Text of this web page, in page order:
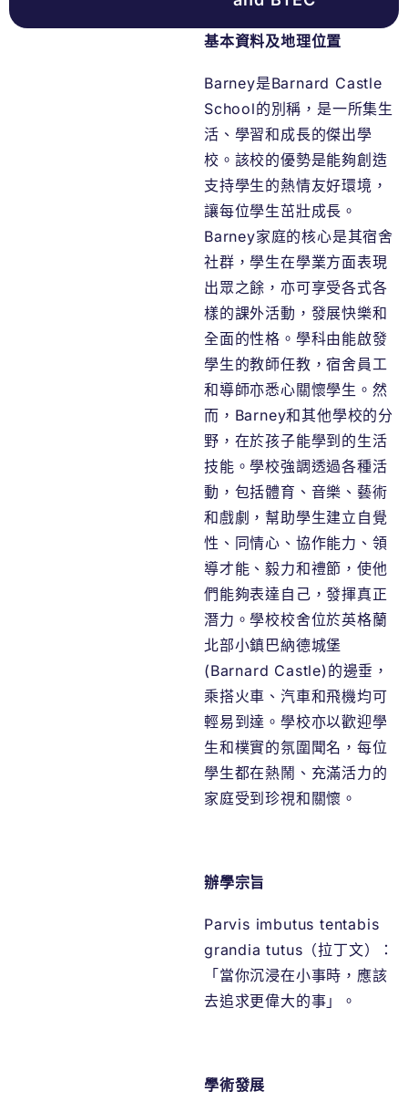
基本資料及地理位置
Barney是Barnard Castle
School的別稱，是一所集生
活、學習和成長的傑出學
校。該校的優勢是能夠創造
支持學生的熱情友好環境，
讓每位學生茁壯成長。
Barney家庭的核心是其宿舍
社群，學生在學業方面表現
出眾之餘，亦可享受各式各
樣的課外活動，發展快樂和
全面的性格。學科由能啟發
學生的教師任教，宿舍員工
和導師亦悉心關懷學生。然
而，Barney和其他學校的分
野，在於孩子能學到的生活
技能。學校強調透過各種活
動，包括體育、音樂、藝術
和戲劇，幫助學生建立自覺
性、同情心、協作能力、領
導才能、毅力和禮節，使他
們能夠表達自己，發揮真正
潛力。學校校舍位於英格蘭
北部小鎮巴納德城堡
(Barnard Castle)的邊垂，
乘搭火車、汽車和飛機均可
輕易到達。學校亦以歡迎學
生和樸實的氛圍聞名，每位
學生都在熱鬧、充滿活力的
家庭受到珍視和關懷。
辦學宗旨
Parvis imbutus tentabis
grandia tutus（拉丁文）：
「當你沉浸在小事時，應該
去追求更偉大的事」。
學術發展